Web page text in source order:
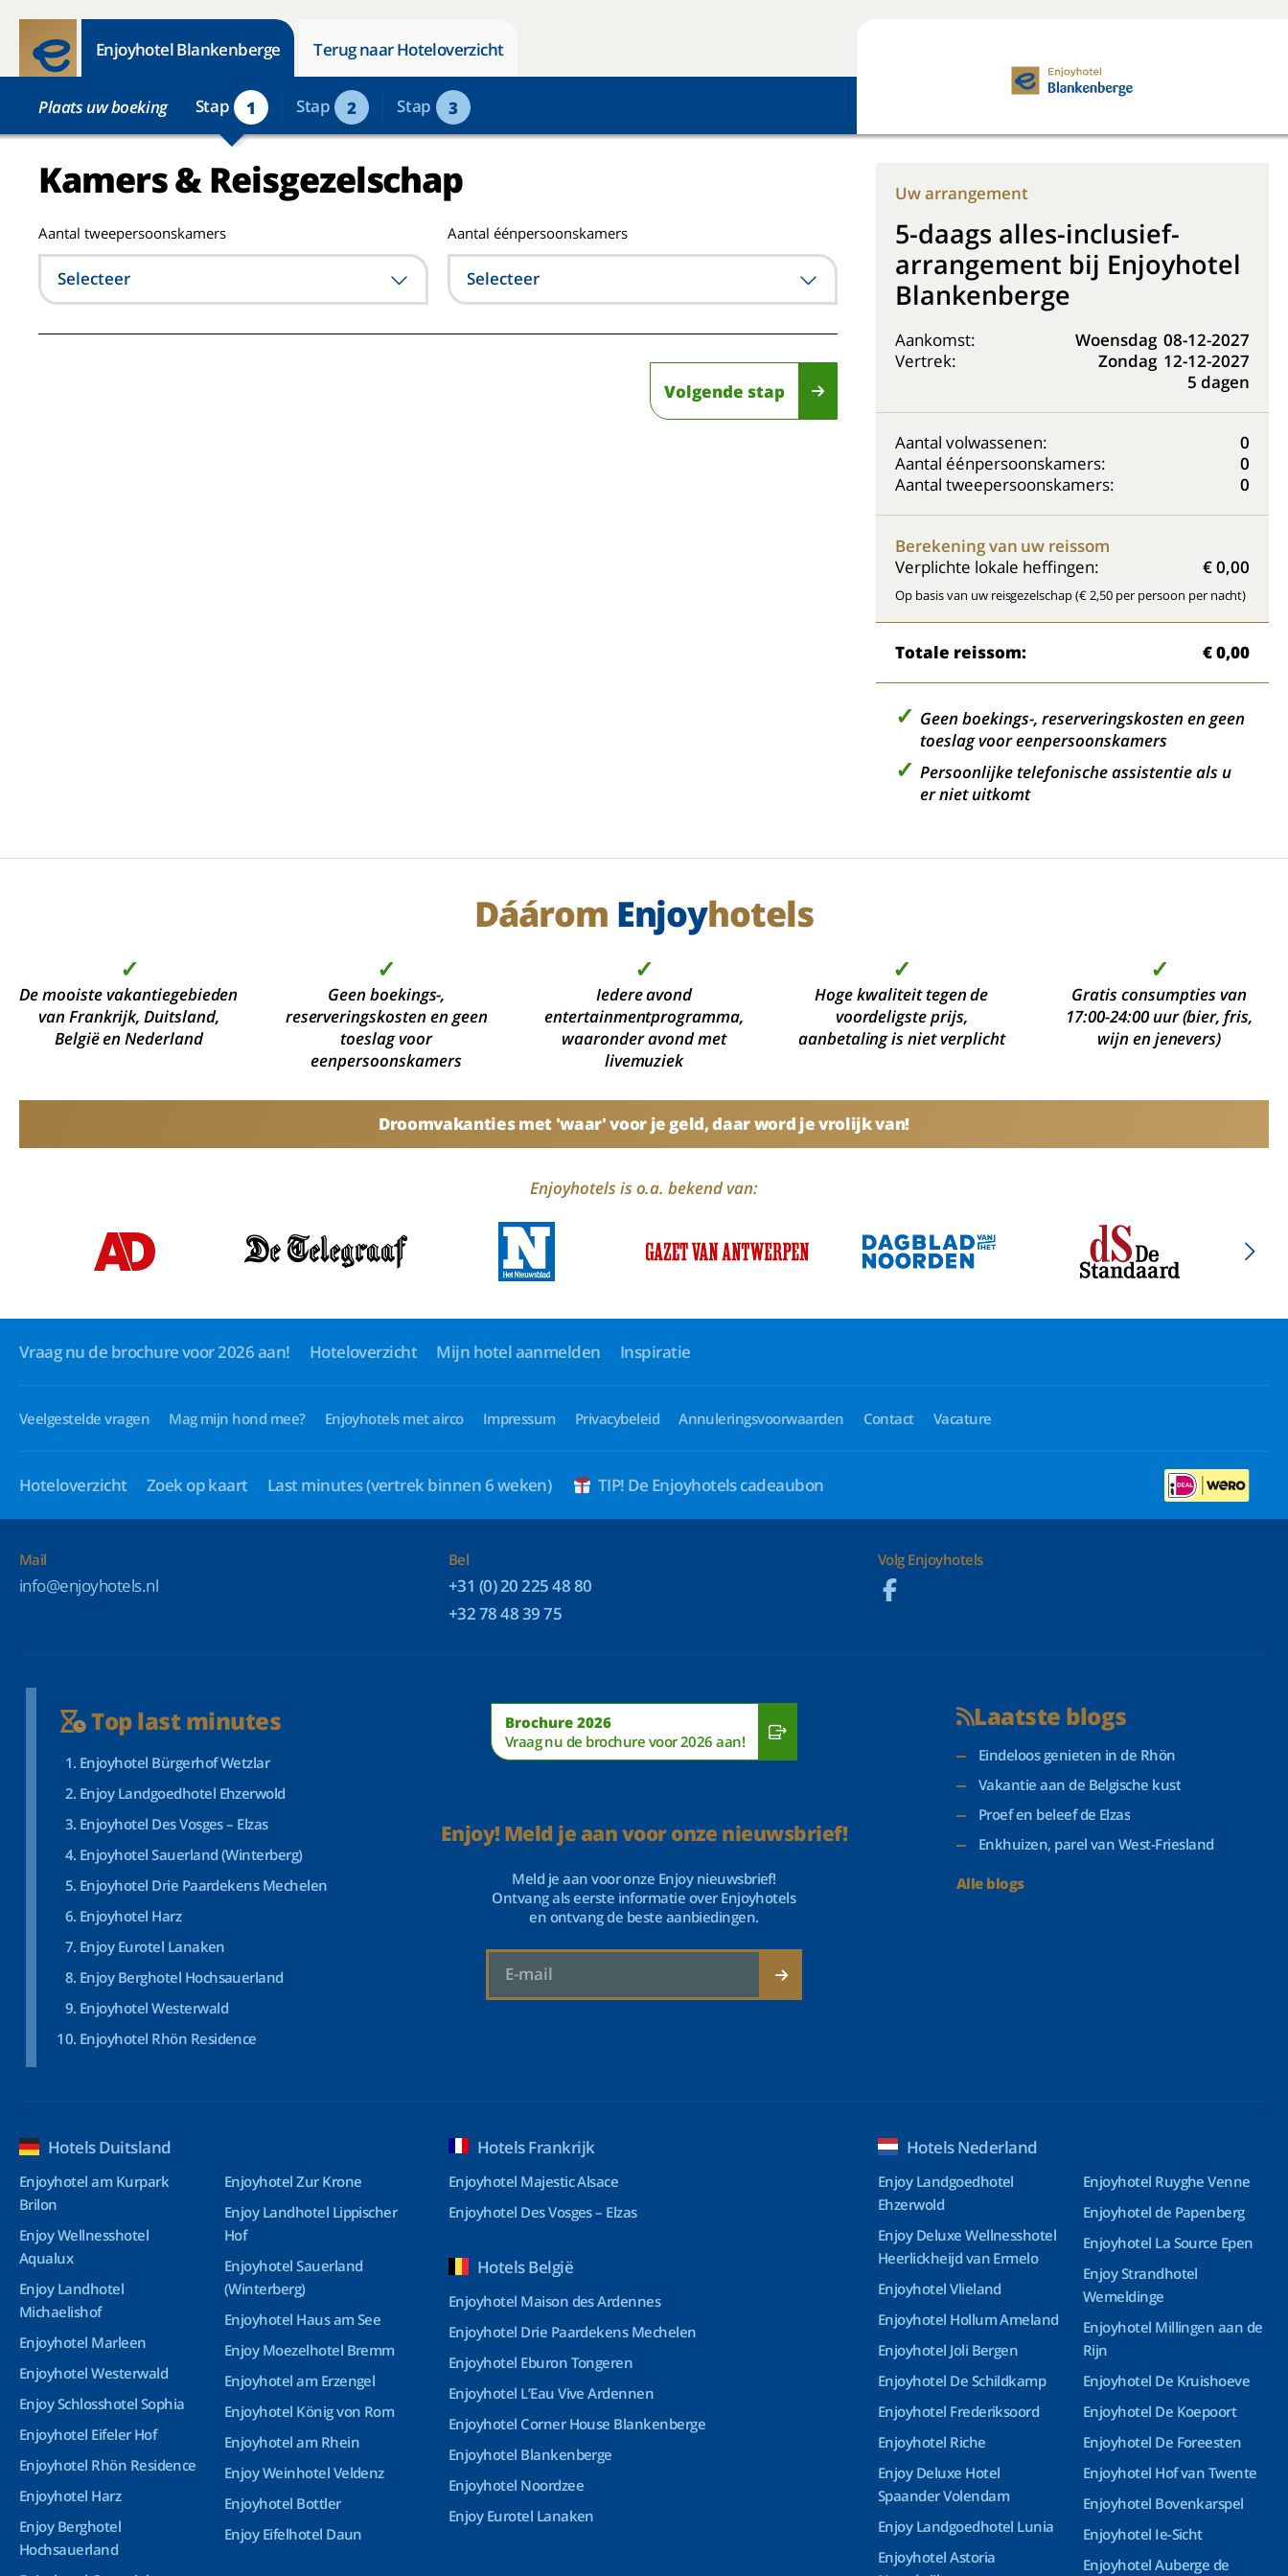
Enjoyhotel Blankenberge Terug naar Hoteloverzicht
Plaats uw boeking Stap 1 Stap 2 Stap 3
Kamers & Reisgezelschap
Aantal tweepersoonskamers
Selecteer
Aantal éénpersoonskamers
Selecteer
Volgende stap
Uw arrangement
5-daags alles-inclusief-
arrangement bij Enjoyhotel
Blankenberge
Aankomst: Woensdag 08-12-2027
Vertrek:
Zondag 12-12-2027
5 dagen
Aantal volwassenen:
0
Aantal éénpersoonskamers:
0
Aantal tweepersoonskamers:
0
Berekening van uw reissom
Verplichte lokale heffingen:
€ 0,00
Op basis van uw reisgezelschap (€ 2,50 per persoon per nacht)
Totale reissom: € 0,00
Geen boekings-, reserveringskosten en geen
toeslag voor eenpersoonskamers
Persoonlijke telefonische assistentie als u
er niet uitkomt
Dáárom Enjoyhotels
✓
De mooiste vakantiegebieden
van Frankrijk, Duitsland,
België en Nederland
✓
Geen boekings-,
reserveringskosten en geen
toeslag voor
eenpersoonskamers
✓
Iedere avond
entertainmentprogramma,
waaronder avond met
livemuziek
✓
Hoge kwaliteit tegen de
voordeligste prijs,
aanbetaling is niet verplicht
✓
Gratis consumpties van
17:00-24:00 uur (bier, fris,
wijn en jenevers)
Droomvakanties met 'waar' voor je geld, daar word je vrolijk van!
Enjoyhotels is o.a. bekend van:
Vraag nu de brochure voor 2026 aan! Hoteloverzicht Mijn hotel aanmelden Inspiratie
Veelgestelde vragen Mag mijn hond mee? Enjoyhotels met airco Impressum Privacybeleid Annuleringsvoorwaarden Contact Vacature
Hoteloverzicht Zoek op kaart Last minutes(vertrek binnen 6 weken) TIP! De Enjoyhotels cadeaubon
Mail
info@enjoyhotels.nl
Bel
+31 (0) 20 225 48 80
+32 78 48 39 75
Volg Enjoyhotels
Top last minutes
Enjoyhotel Bürgerhof Wetzlar
Enjoy Landgoedhotel Ehzerwold
Enjoyhotel Des Vosges – Elzas
Enjoyhotel Sauerland (Winterberg)
Enjoyhotel Drie Paardekens Mechelen
Enjoyhotel Harz
Enjoy Eurotel Lanaken
Enjoy Berghotel Hochsauerland
Enjoyhotel Westerwald
Enjoyhotel Rhön Residence
Brochure 2026
Vraag nu de brochure voor 2026 aan!
Enjoy! Meld je aan voor onze nieuwsbrief!
Meld je aan voor onze Enjoy nieuwsbrief!
Ontvang als eerste informatie over Enjoyhotels
en ontvang de beste aanbiedingen.
Laatste blogs
Eindeloos genieten in de Rhön
Vakantie aan de Belgische kust
Proef en beleef de Elzas
Enkhuizen, parel van West-Friesland
Alle blogs
Hotels Duitsland
Enjoyhotel am Kurpark
Brilon
Enjoy Wellnesshotel
Aqualux
Enjoy Landhotel
Michaelishof
Enjoyhotel Marleen
Enjoyhotel Westerwald
Enjoy Schlosshotel Sophia
Enjoyhotel Eifeler Hof
Enjoyhotel Rhön Residence
Enjoyhotel Harz
Enjoy Berghotel
Hochsauerland
Enjoyhotel Zur Krone
Enjoy Landhotel Lippischer
Hof
Enjoyhotel Sauerland
(Winterberg)
Enjoyhotel Haus am See
Enjoy Moezelhotel Bremm
Enjoyhotel am Erzengel
Enjoyhotel König von Rom
Enjoyhotel am Rhein
Enjoy Weinhotel Veldenz
Enjoyhotel Bottler
Enjoy Eifelhotel Daun
Hotels Frankrijk
Enjoyhotel Majestic Alsace
Enjoyhotel Des Vosges – Elzas
Hotels België
Enjoyhotel Maison des Ardennes
Enjoyhotel Drie Paardekens Mechelen
Enjoyhotel Eburon Tongeren
Enjoyhotel L’Eau Vive Ardennen
Enjoyhotel Corner House Blankenberge
Enjoyhotel Blankenberge
Enjoyhotel Noordzee
Enjoy Eurotel Lanaken
Hotels Nederland
Enjoy Landgoedhotel
Ehzerwold
Enjoy Deluxe Wellnesshotel
Heerlickheijd van Ermelo
Enjoyhotel Vlieland
Enjoyhotel Hollum Ameland
Enjoyhotel Joli Bergen
Enjoyhotel De Schildkamp
Enjoyhotel Frederiksoord
Enjoyhotel Riche
Enjoy Deluxe Hotel
Spaander Volendam
Enjoy Landgoedhotel Lunia
Enjoyhotel Astoria
Enjoyhotel Ruyghe Venne
Enjoyhotel de Papenberg
Enjoyhotel La Source Epen
Enjoy Strandhotel
Wemeldinge
Enjoyhotel Millingen aan de
Rijn
Enjoyhotel De Kruishoeve
Enjoyhotel De Koepoort
Enjoyhotel De Foreesten
Enjoyhotel Hof van Twente
Enjoyhotel Bovenkarspel
Enjoyhotel Ie-Sicht
Enjoyhotel Auberge de